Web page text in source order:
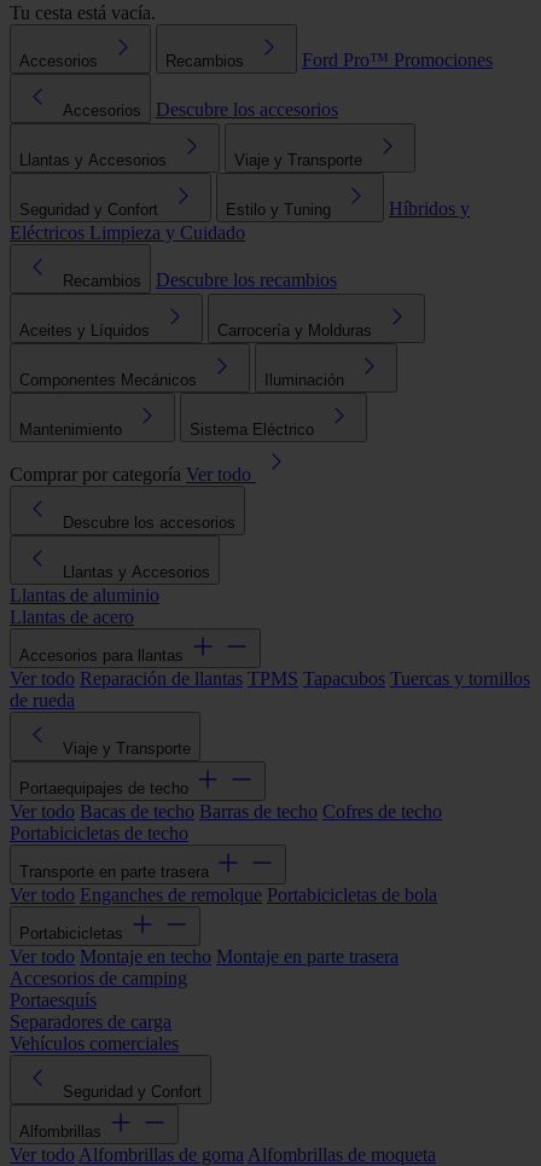
Tu cesta está vacía.
Accesorios Recambios Ford Pro™ Promociones
Accesorios Descubre los accesorios
Llantas y Accesorios Viaje y Transporte
Seguridad y Confort Estilo y Tuning
Híbridos y
Eléctricos Limpieza y Cuidado
Recambios Descubre los recambios
Aceites y Líquidos Carrocería y Molduras
Componentes Mecánicos Iluminación
Mantenimiento Sistema Eléctrico
Comprar por categoría Ver todo
Descubre los accesorios
Llantas y Accesorios
Llantas de aluminio
Llantas de acero
Accesorios para llantas
Ver todo Reparación de llantas TPMS Tapacubos Tuercas y tornillos
de rueda
Viaje y Transporte
Portaequipajes de techo
Ver todo Bacas de techo Barras de techo Cofres de techo
Portabicicletas de techo
Transporte en parte trasera
Ver todo Enganches de remolque Portabicicletas de bola
Portabicicletas
Ver todo Montaje en techo Montaje en parte trasera
Accesorios de camping
Portaesquís
Separadores de carga
Vehículos comerciales
Seguridad y Confort
Alfombrillas
Ver todo Alfombrillas de goma Alfombrillas de moqueta